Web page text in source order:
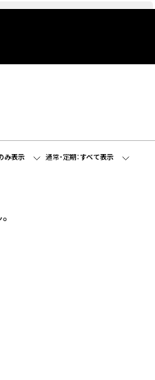
み表示 通常・定期：すべて表示